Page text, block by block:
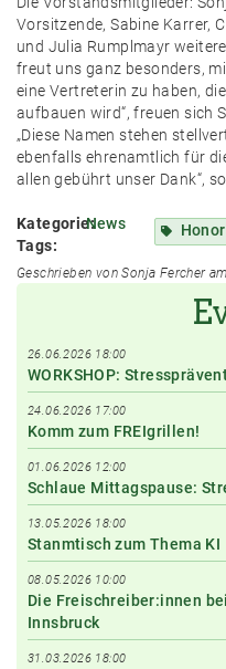
Vorsitzende, Sabine Karrer,
und Julia Rumplmayr
freut uns ganz besonders,
eine Vertreterin zu haben,
aufbauen wird“, freuen sich
„Diese Namen stehen
ebenfalls ehrenamtlich für
allen gebührt unser Dank“,
Kategorie:News
Tags:
Geschrieben von Sonja Fercher
26.06.2026 18:00
WORKSHOP:
24.06.2026 17:00
Komm zum FREIgrillen!
01.06.2026 12:00
Schlaue Mittagspause:
13.05.2026 18:00
Stanmtisch zum Thema KI
08.05.2026 10:00
Die Freischreiber:innen
Innsbruck
31.03.2026 18:00